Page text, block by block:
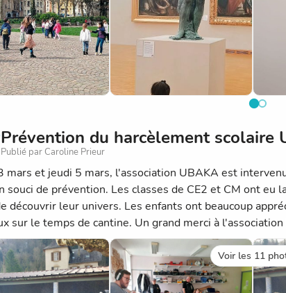
Prévention du harcèlement scolaire
Publié par Caroline Prieur
mars et jeudi 5 mars, l'association UBAKA est
souci de prévention. Les classes de CE2 et CM ont eu
découvrir leur univers. Les enfants ont beaucoup
sur le temps de cantine. Un grand merci à
Voir les 11